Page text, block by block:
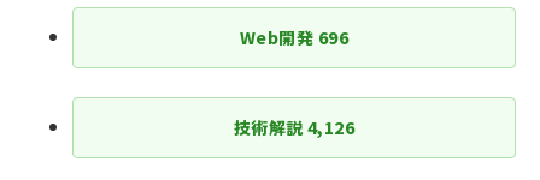
Web開発 696
技術解説 4,126